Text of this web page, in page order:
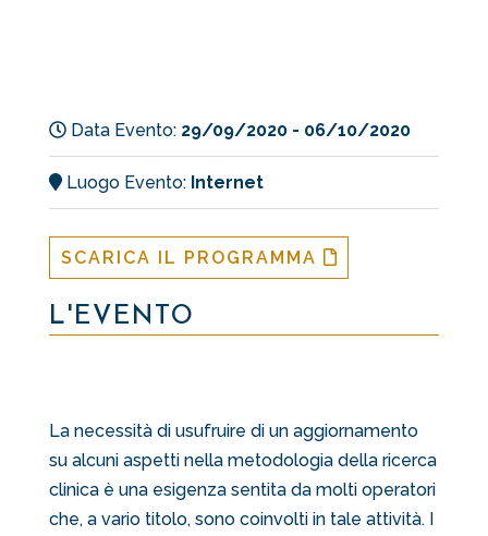
Data Evento: 29/09/2020 - 06/10/2020
Luogo Evento: Internet
SCARICA IL PROGRAMMA
L'EVENTO
La necessità di usufruire di un aggiornamento
su alcuni aspetti nella metodologia della ricerca
clinica è una esigenza sentita da molti operatori
che, a vario titolo, sono coinvolti in tale attività. I